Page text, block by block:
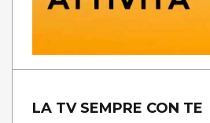
LA TV SEMPRE CON TE